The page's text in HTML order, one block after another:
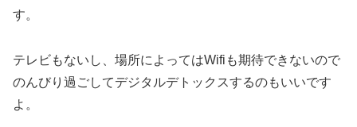
す。
テレビもないし、場所によってはWifiも期待できないので
のんびり過ごしてデジタルデトックスするのもいいです
よ。